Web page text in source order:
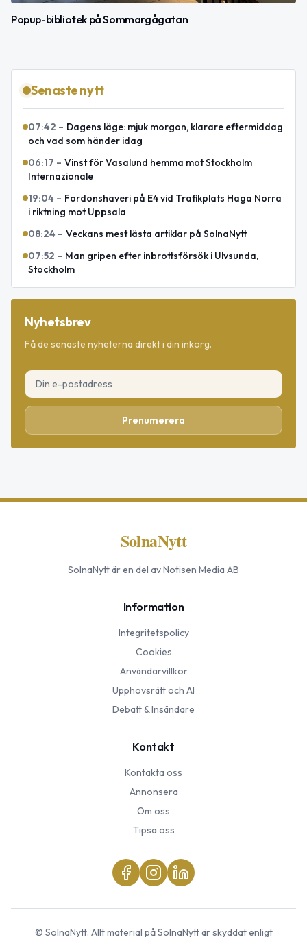
Popup-bibliotek på Sommargågatan
Senaste nytt
07:42 – Dagens läge: mjuk morgon, klarare eftermiddag
och vad som händer idag
06:17 – Vinst för Vasalund hemma mot Stockholm
Internazionale
19:04 – Fordonshaveri på E4 vid Trafikplats Haga Norra
i riktning mot Uppsala
08:24 – Veckans mest lästa artiklar på SolnaNytt
07:52 – Man gripen efter inbrottsförsök i Ulvsunda,
Stockholm
Nyhetsbrev
Få de senaste nyheterna direkt i din inkorg.
Prenumerera
SolnaNytt
SolnaNyttär en del av Notisen Media AB
Information
Integritetspolicy
Cookies
Användarvillkor
Upphovsrätt och AI
Debatt & Insändare
Kontakt
Kontakta oss
Annonsera
Om oss
Tipsa oss
© SolnaNytt. Allt material påSolnaNyttär skyddat enligt